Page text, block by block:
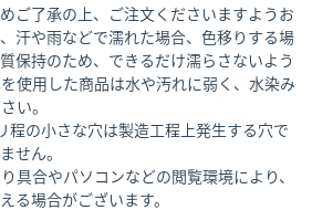
ご了承の上、ご注文くださいますようお
汗や雨などで濡れた場合、色移りする場
保持のため、できるだけ濡らさないよう
使用した商品は水や汚れに弱く、水染み
い。
の小さな穴は製造工程上発生する穴で
せん。
具合やパソコンなどの閲覧環境により、
る場合がございます。